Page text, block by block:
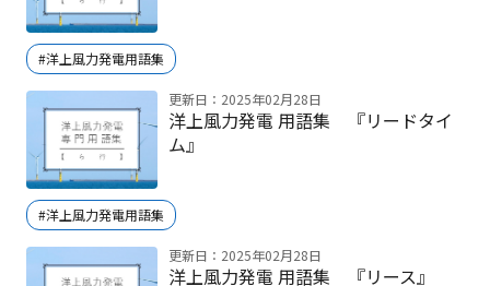
#洋上風力発電用語集
更新日：2025年02月28日
洋上風力発電 用語集 『リードタイ
ム』
#洋上風力発電用語集
更新日：2025年02月28日
洋上風力発電 用語集 『リース』